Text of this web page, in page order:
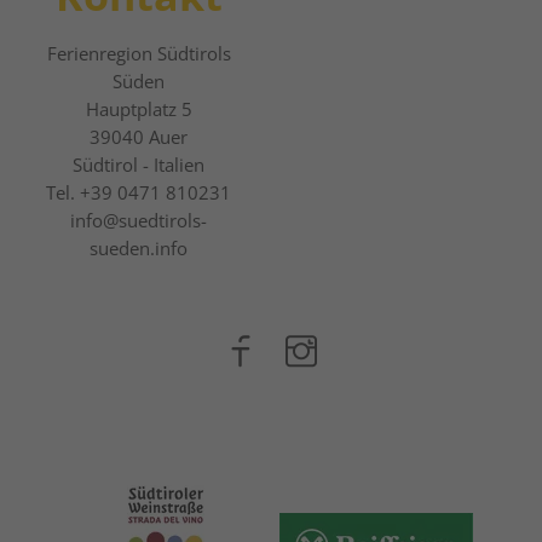
Ferienregion Südtirols
Süden
Hauptplatz 5
39040 Auer
Südtirol - Italien
Tel. +39 0471 810231
info@suedtirols-
sueden.info